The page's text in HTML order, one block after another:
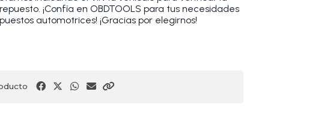
¡Confía en OBDTOOLS para tus necesidades
automotrices! ¡Gracias por elegirnos!